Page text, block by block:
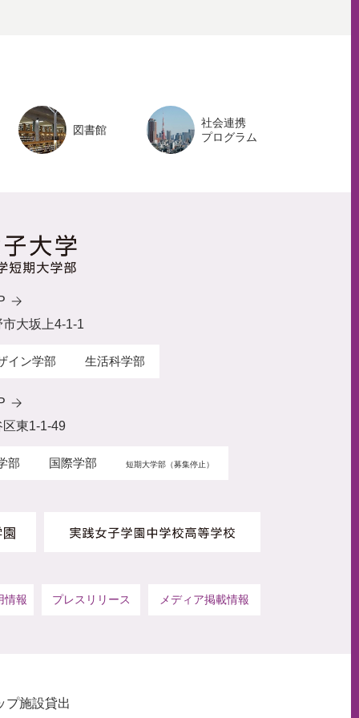
図書館
社会連携
プログラム
大坂上4-1-1
イン学部 生活科学部
東1-1-49
部 国際学部 短期大学部（募集停止）
情報 プレスリリース メディア掲載情報
プ施設貸出